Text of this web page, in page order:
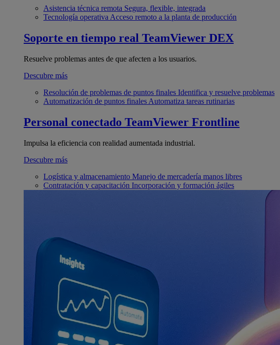
Asistencia técnica remota Segura, flexible, integrada
Tecnología operativa Acceso remoto a la planta de producción
Soporte en tiempo real TeamViewer DEX
Resuelve problemas antes de que afecten a los usuarios.
Descubre más
Resolución de problemas de puntos finales Identifica y resuelve problemas
Automatización de puntos finales Automatiza tareas rutinarias
Personal conectado TeamViewer Frontline
Impulsa la eficiencia con realidad aumentada industrial.
Descubre más
Logística y almacenamiento Manejo de mercadería manos libres
Contratación y capacitación Incorporación y formación ágiles